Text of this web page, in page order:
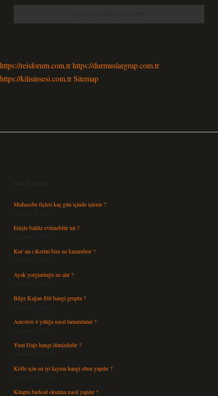
https://reisforum.com.trhttps://durmuslargrup.com.tr
https://kilisinsesi.com.trSitemap
Son Yazılar
Muhasebe fişleri kaç gün içinde işlenir ?
Ağustos 8, 2026
Enişte baldız evlenebilir mi ?
Ağustos 6, 2026
Kur’an-ı Kerim bize ne kazandırır ?
Ağustos 6, 2026
Ayak yorgunluğu ne alır ?
Ağustos 5, 2026
Bilge Kağan Etil hangi grupta ?
Ağustos 4, 2026
Anestezi 4 yıllığa nasıl tamamlanır ?
Ağustos 4, 2026
Yunt Dağı hangi ilimizdedir ?
Temmuz 29, 2026
Köfte için en iyi kıyma hangi etten yapılır ?
Temmuz 27, 2026
Kitapta barkod okutma nasıl yapılır ?